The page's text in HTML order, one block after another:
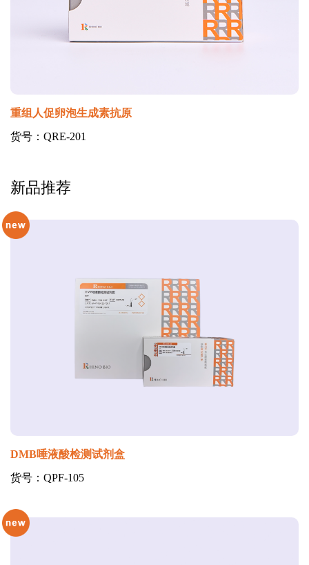
重组人促卵泡生成素抗原
货号：QRE-201
新品推荐
DMB唾液酸检测试剂盒
货号：QPF-105